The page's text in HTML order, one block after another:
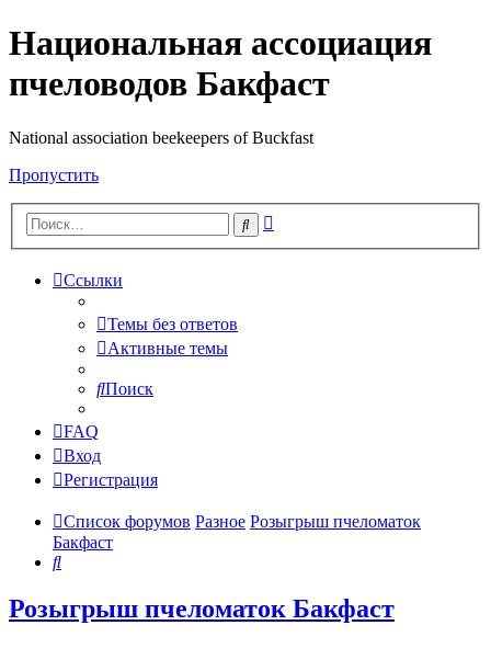
Национальная ассоциация
пчеловодов Бакфаст
National association beekeepers of Buckfast
Пропустить
Поиск
Ссылки
Темы без ответов
Активные темы
Поиск
FAQ
Вход
Регистрация
Список форумов Разное Розыгрыш пчеломаток
Бакфаст
Поиск
Розыгрыш пчеломаток Бакфаст